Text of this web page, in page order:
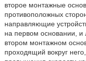
второе монтажные
противоположных
направляющие
на первом основании, и
втором монтажном
проходящий вокруг